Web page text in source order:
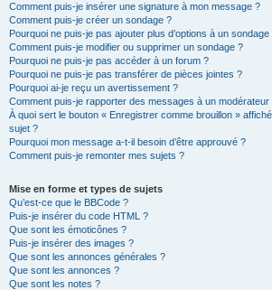
Comment puis-je insérer une signature à mon message ?
Comment puis-je créer un sondage ?
Pourquoi ne puis-je pas ajouter plus d’options à un sondage
Comment puis-je modifier ou supprimer un sondage ?
Pourquoi ne puis-je pas accéder à un forum ?
Pourquoi ne puis-je pas transférer de pièces jointes ?
Pourquoi ai-je reçu un avertissement ?
Comment puis-je rapporter des messages à un modérateur
À quoi sert le bouton « Enregistrer comme brouillon »
sujet ?
Pourquoi mon message a-t-il besoin d’être approuvé ?
Comment puis-je remonter mes sujets ?
Mise en forme et types de sujets
Qu’est-ce que le BBCode ?
Puis-je insérer du code HTML ?
Que sont les émoticônes ?
Puis-je insérer des images ?
Que sont les annonces générales ?
Que sont les annonces ?
Que sont les notes ?